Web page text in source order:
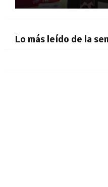
Lo más leído de la